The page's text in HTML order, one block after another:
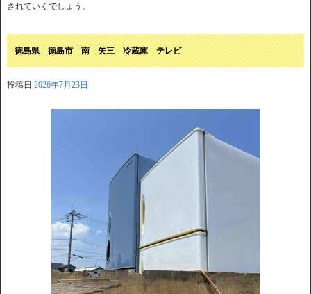
されていくでしょう。
徳島県 徳島市 南 矢三 冷蔵庫 テレビ
投稿日 2026年7月23日